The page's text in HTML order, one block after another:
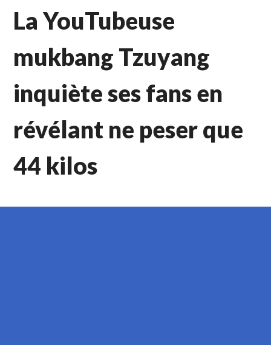
La YouTubeuse
mukbang Tzuyang
inquiète ses fans en
révélant ne peser que
44 kilos